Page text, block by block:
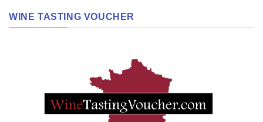
WINE TASTING VOUCHER